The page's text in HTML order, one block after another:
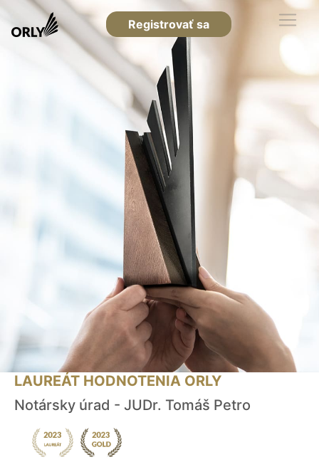
Registrovať sa
LAUREÁT HODNOTENIA ORLY
Notársky úrad - JUDr. Tomáš Petro